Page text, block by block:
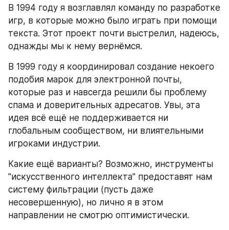
В 1994 году я возглавлял команду по разработке
игр, в которые можно было играть при помощи
текста. Этот проект почти выстрелил, надеюсь,
однажды мы к нему вернёмся.
В 1999 году я координировал создание некоего
подобия марок для электронной почты,
которые раз и навсегда решили бы проблему
спама и доверительных адресатов. Увы, эта
идея всё ещё не поддерживается ни
глобальным сообществом, ни влиятельными
игроками индустрии.
Какие ещё варианты? Возможно, инструменты
"искусственного интеллекта" предоставят нам
систему фильтрации (пусть даже
несовершенную), но лично я в этом
направлении не смотрю оптимистически.